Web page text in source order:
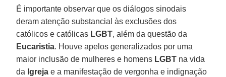
É importante observar que os diálogos sinodais
deram atenção substancial às exclusões dos
católicos e católicas LGBT, além da questão da
Eucaristia. Houve apelos generalizados por uma
maior inclusão de mulheres e homens LGBT na vida
da Igreja e a manifestação de vergonha e indignação